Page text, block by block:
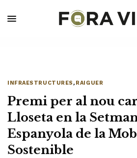
INFRAESTRUCTURES, RAIGUER
Premi per al nou
Lloseta en la
Espanyola de la
Sostenible